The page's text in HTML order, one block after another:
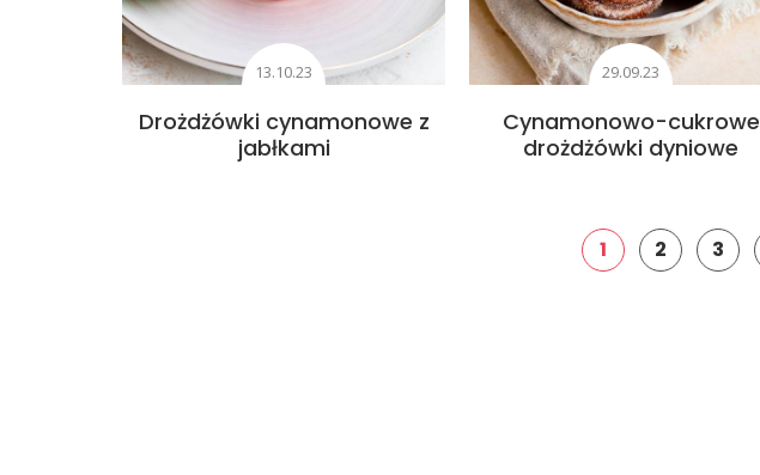
13.10.23
Drożdżówki cynamonowe z
jabłkami
29.09.23
Cynamonowo-cukrowe
drożdżówki dyniowe
1 2 3